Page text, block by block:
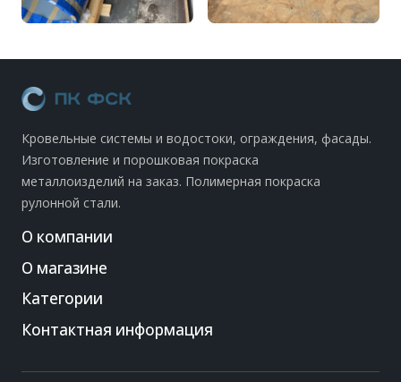
Кровельные системы и водостоки, ограждения, фасады.
Изготовление и порошковая покраска
металлоизделий на заказ. Полимерная покраска
рулонной стали.
О компании
О магазине
Категории
Контактная информация